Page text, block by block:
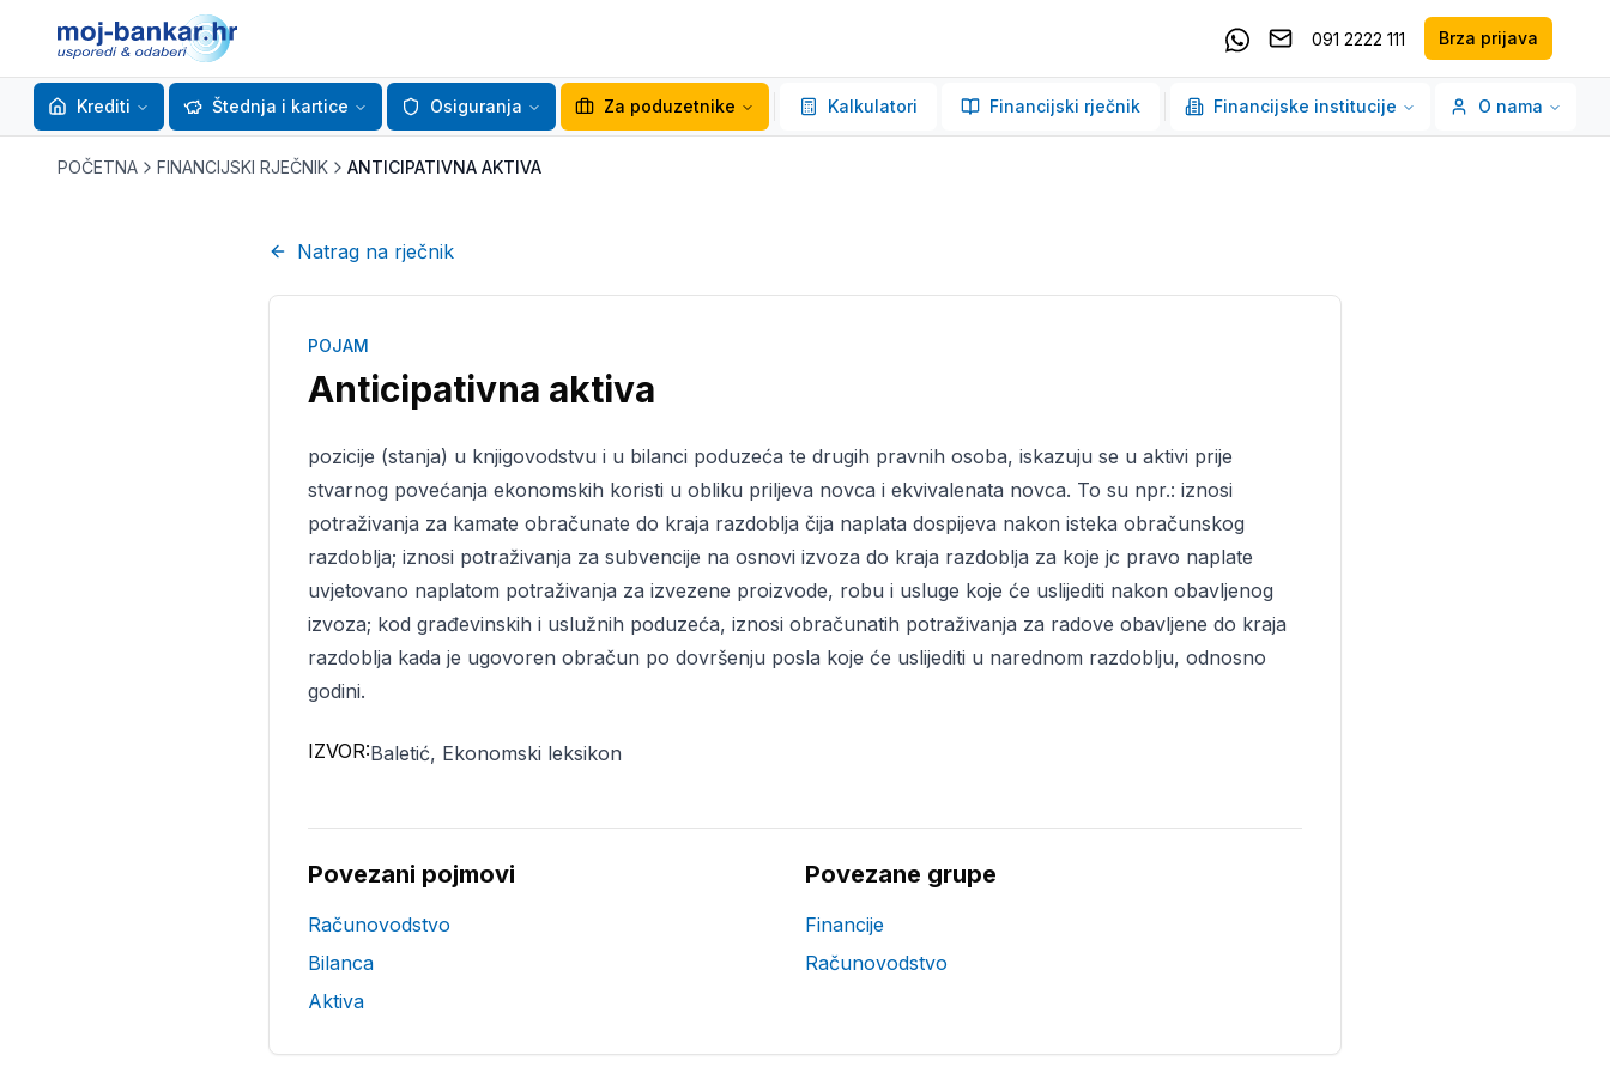
Kontaktirajte nas putem Whatsappa
091 2222 111 Brza prijava
Krediti Štednja i kartice Osiguranja Za poduzetnike Kalkulatori Financijski rječnik Financijske institucije O nama
POČETNA FINANCIJSKI RJEČNIK ANTICIPATIVNA AKTIVA
Natrag na rječnik
POJAM
Anticipativna aktiva
pozicije (stanja) u knjigovodstvu i u bilanci poduzeća te drugih pravnih osoba, iskazuju se u aktivi prije
stvarnog povećanja ekonomskih koristi u obliku priljeva novca i ekvivalenata novca. To su npr.: iznosi
potraživanja za kamate obračunate do kraja razdoblja čija naplata dospijeva nakon isteka obračunskog
razdoblja; iznosi potraživanja za subvencije na osnovi izvoza do kraja razdoblja za koje jc pravo naplate
uvjetovano naplatom potraživanja za izvezene proizvode, robu i usluge koje će uslijediti nakon obavljenog
izvoza; kod građevinskih i uslužnih poduzeća, iznosi obračunatih potraživanja za radove obavljene do kraja
razdoblja kada je ugovoren obračun po dovršenju posla koje će uslijediti u narednom razdoblju, odnosno
godini.
IZVOR:Baletić, Ekonomski leksikon
Povezani pojmovi
Računovodstvo
Bilanca
Aktiva
Povezane grupe
Financije
Računovodstvo